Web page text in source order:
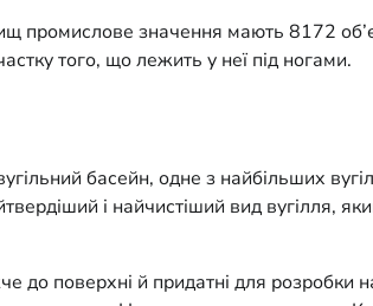
промислове значення мають 8172
того, що лежить у неї під ногами.
басейн, одне з найбільших
і найчистіший вид вугілля,
поверхні й придатні для розробки